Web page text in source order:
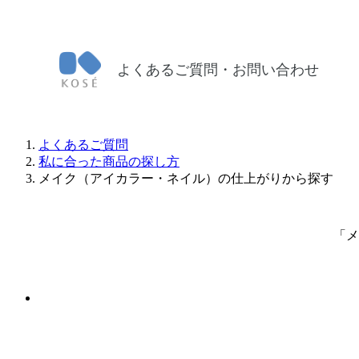
よくあるご質問・お問い合わせ
よくあるご質問
私に合った商品の探し方
メイク（アイカラー・ネイル）の仕上がりから探す
「